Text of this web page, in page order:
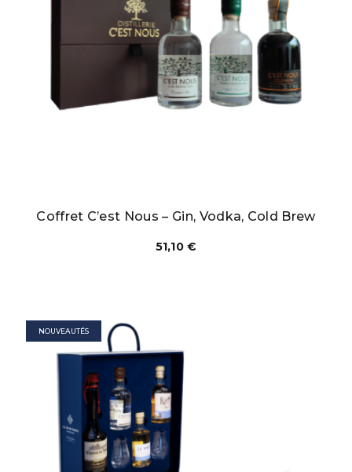
Coffret C’est Nous – Gin, Vodka, Cold Brew
51,10€
NOUVEAUTÉS